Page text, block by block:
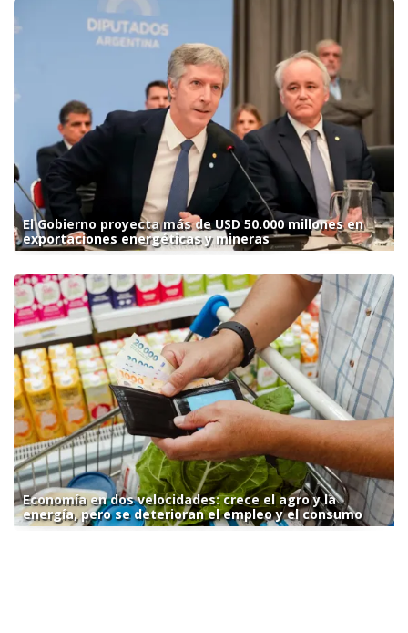
El Gobierno proyecta más de USD 50.000 millones en
exportaciones energéticas y mineras
Economía en dos velocidades: crece el agro y la
energía, pero se deterioran el empleo y el consumo